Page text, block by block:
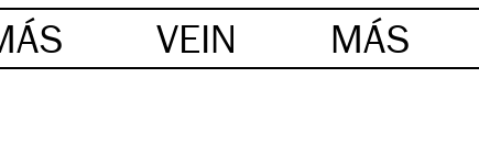
VEIN MÁS